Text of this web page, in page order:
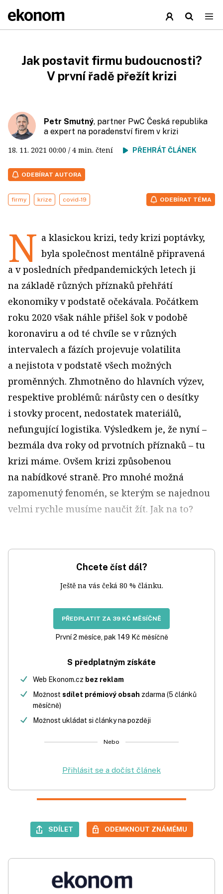
Jak postavit firmu budoucnosti?
V první řadě přežít krizi
Petr Smutný, partner PwC Česká republika
a expert na poradenství firem v krizi
18. 11. 2021 00:00 / 4 min. čtení PŘEHRÁT ČLÁNEK
ODEBÍRAT AUTORA
firmy krize covid-19 ODEBÍRAT TÉMA
N a klasickou krizi, tedy krizi poptávky,
byla společnost mentálně připravená
a v posledních předpandemických letech ji
na základě různých příznaků přehřátí
ekonomiky v podstatě očekávala. Počátkem
roku 2020 však náhle přišel šok v podobě
koronaviru a od té chvíle se v různých
intervalech a fázích projevuje volatilita
a nejistota v podstatě všech možných
proměnných. Zhmotněno do hlavních výzev,
respektive problémů: nárůsty cen o desítky
i stovky procent, nedostatek materiálů,
nefungující logistika. Výsledkem je, že nyní –
bezmála dva roky od prvotních příznaků – tu
krizi máme. Ovšem krizi způsobenou
na nabídkové straně. Pro mnohé možná
zapomenutý fenomén, se kterým se najednou
velmi rychle musíme naučit žít. Jak na to?
Chcete číst dál?
Ještě na vás čeká 80 % článku.
PŘEDPLATIT ZA 39 KČ MĚSÍČNĚ
První 2 měsíce, pak 149 Kč měsíčně
S předplatným získáte
Web Ekonom.cz bez reklam
Možnost sdílet prémiový obsah zdarma (5 článků
měsíčně)
Možnost ukládat si články na později
Nebo
Přihlásit se a dočíst článek
SDÍLET ODEMKNOUT ZNÁMÉMU